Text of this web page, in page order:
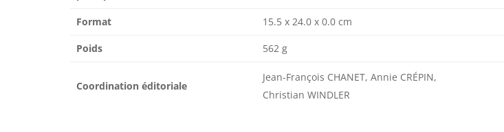
Format 15.5 x 24.0 x 0.0 cm
Poids 562 g
Coordination éditoriale
Jean-François CHANET, Annie CRÉPIN,
Christian WINDLER